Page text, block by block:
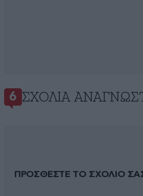
6 ΣΧΌΛΙΑ
ΠΡΟΣΘΕΣΤΕ ΤΟ ΣΧΟΛΙΟ